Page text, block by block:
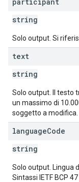
string
Solo output. Si
text
string
Solo output. Il testo
un massimo di
soggetto a modifica.
languageCode
string
Solo output. Lingua
Sintassi IETF BCP 47